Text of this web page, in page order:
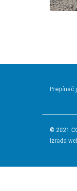
Prepínač
© 2021
Izrada